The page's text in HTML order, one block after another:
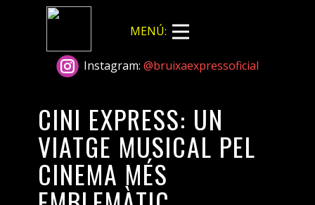
MENÚ​:
Instagram: @bruixaexpressoficial
CINI EXPRESS: UN
VIATGE MUSICAL PEL
CINEMA MÉS